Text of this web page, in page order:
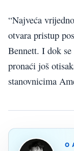
“Najveća
otvara pristup
Bennett. I dok
pronaći još
stanovnicima
O